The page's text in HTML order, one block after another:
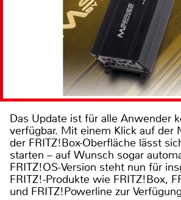
Das Update ist für alle Anwender
verfügbar. Mit einem Klick auf der
der FRITZ!Box-Oberfläche lässt
starten – auf Wunsch sogar
FRITZ!OS-Version steht nun für
FRITZ!-Produkte wie FRITZ!Box,
und FRITZ!Powerline zur